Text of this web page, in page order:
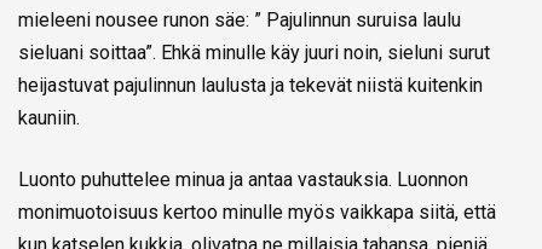
mieleeni nousee runon säe: ” Pajulinnun suruisa laulu
sieluani soittaa”. Ehkä minulle käy juuri noin, sieluni surut
heijastuvat pajulinnun laulusta ja tekevät niistä kuitenkin
kauniin.
Luonto puhuttelee minua ja antaa vastauksia. Luonnon
monimuotoisuus kertoo minulle myös vaikkapa siitä, että